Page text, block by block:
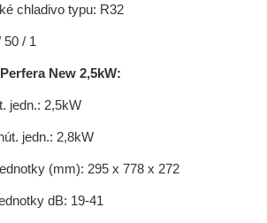
chladivo typu: R32
50 / 1
New 2,5kW:
jedn.: 2,5kW
jedn.: 2,8kW
(mm): 295 x 778 x 272
dB: 19-41